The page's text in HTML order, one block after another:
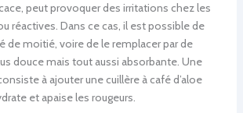
peut provoquer des irritations chez les
réactives. Dans ce cas, il est possible de
de moitié, voire de le remplacer par de
douce mais tout aussi absorbante. Une
à ajouter une cuillère à café d’aloe
et apaise les rougeurs.